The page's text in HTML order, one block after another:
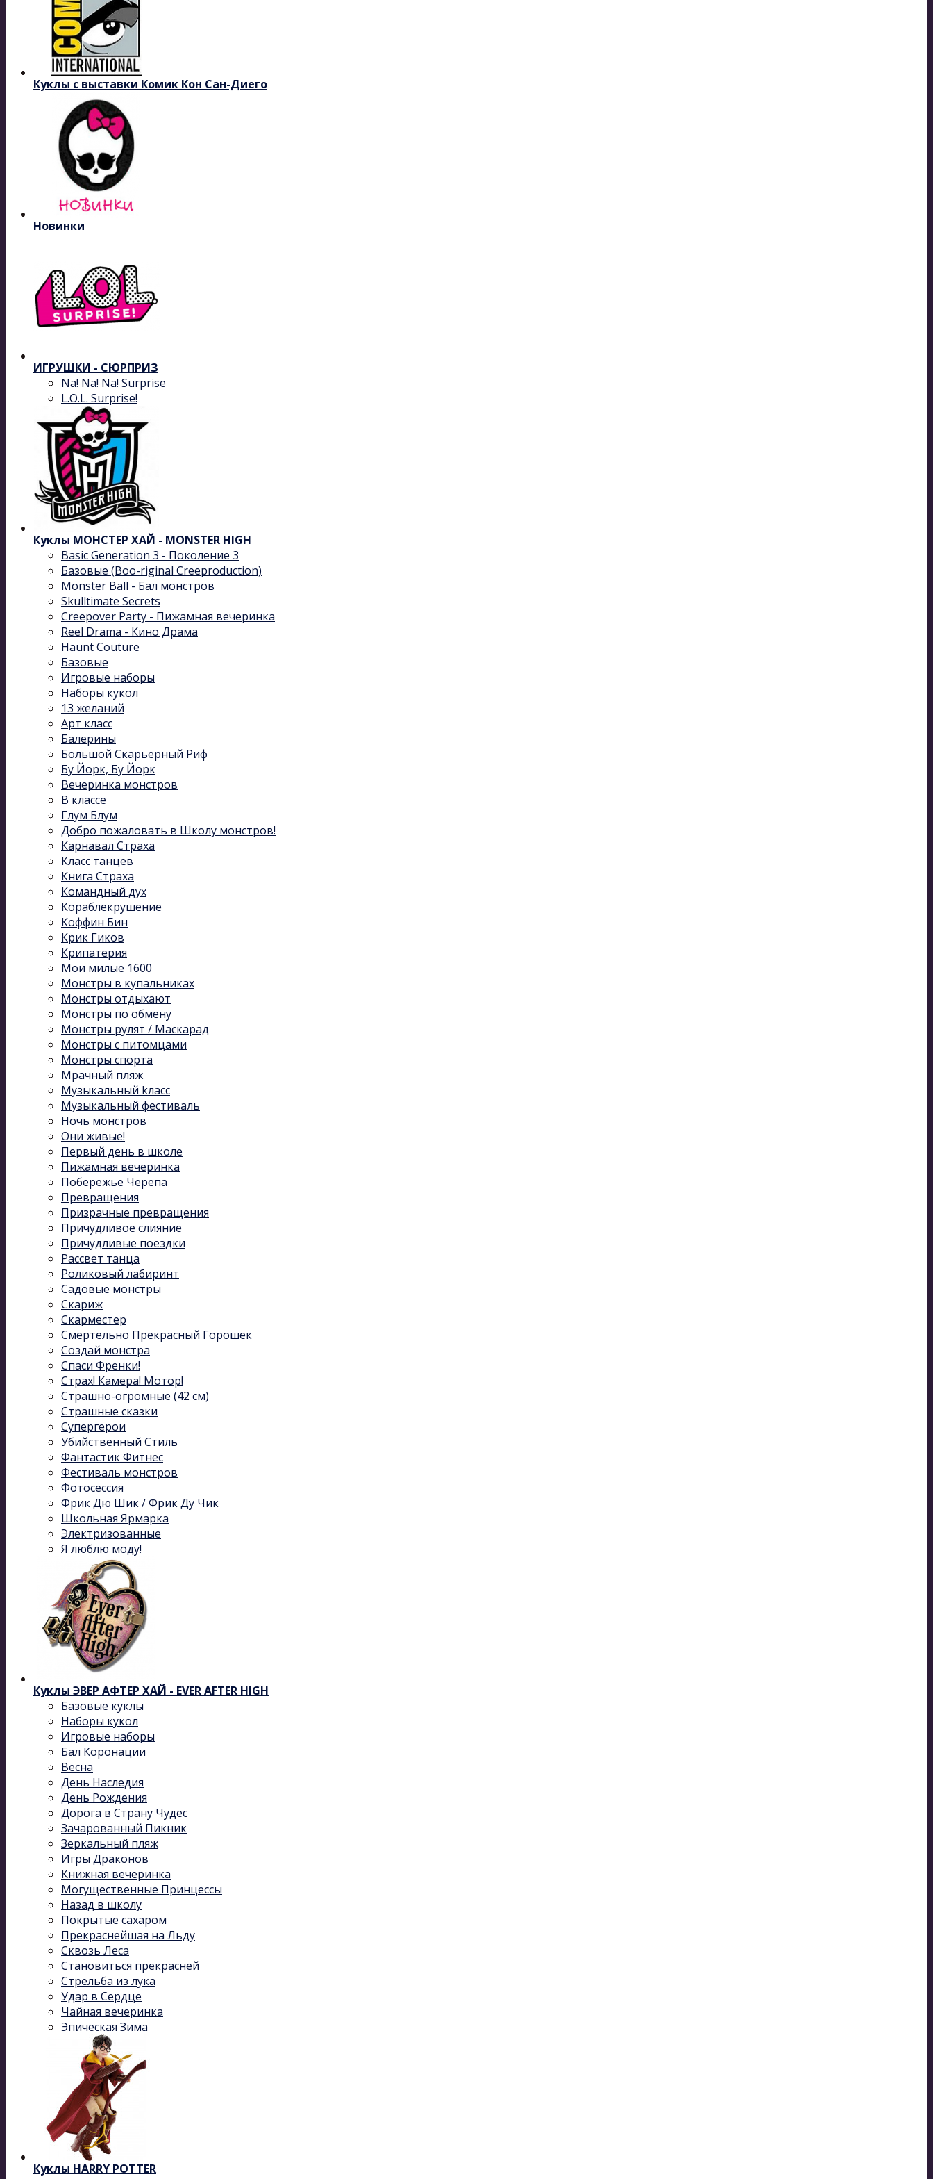
Куклы с выставки Комик Кон Сан-Диего
Новинки
ИГРУШКИ - СЮРПРИЗ
Na! Na! Na! Surprise
L.O.L. Surprise!
Куклы МОНСТЕР ХАЙ - MONSTER HIGH
Basic Generation 3 - Поколение 3
Базовые (Boo-riginal Creeproduction)
Monster Ball - Бал монстров
Skulltimate Secrets
Creepover Party - Пижамная вечеринка
Reel Drama - Кино Драма
Haunt Couture
Базовые
Игровые наборы
Наборы кукол
13 желаний
Арт класс
Балерины
Большой Скарьерный Риф
Бу Йорк, Бу Йорк
Вечеринка монстров
В классе
Глум Блум
Добро пожаловать в Школу монстров!
Карнавал Cтраха
Класс танцев
Книга Страха
Командный дух
Кораблекрушение
Коффин Бин
Крик Гиков
Крипатерия
Мои милые 1600
Монстры в купальниках
Монстры отдыхают
Монстры по обмену
Монстры рулят / Маскарад
Монстры с питомцами
Монстры спорта
Мрачный пляж
Музыкальный kласс
Музыкальный фестиваль
Ночь монстров
Они живые!
Первый день в школе
Пижамная вечеринка
Побережье Черепа
Превращения
Призрачные превращения
Причудливое слияние
Причудливые поездки
Рассвет танца
Роликовый лабиринт
Садовые монстры
Скариж
Скарместер
Смертельно Прекрасный Горошек
Создай монстра
Спаси Френки!
Страх! Камера! Мотор!
Страшно-огромные (42 см)
Страшные сказки
Супергерои
Убийственный Стиль
Фантастик Фитнес
Фестиваль монстров
Фотосессия
Фрик Дю Шик / Фрик Ду Чик
Школьная Ярмарка
Электризованные
Я люблю моду!
Куклы ЭВЕР АФТЕР ХАЙ - EVER AFTER HIGH
Базовые куклы
Наборы кукол
Игровые наборы
Бал Коронации
Весна
День Наследия
День Рождения
Дорога в Страну Чудес
Зачарованный Пикник
Зеркальный пляж
Игры Драконов
Книжная вечеринка
Могущественные Принцессы
Назад в школу
Покрытые сахаром
Прекраснейшая на Льду
Сквозь Леса
Становиться прекрасней
Стрельба из лука
Удар в Сердце
Чайная вечеринка
Эпическая Зима
Куклы HARRY POTTER